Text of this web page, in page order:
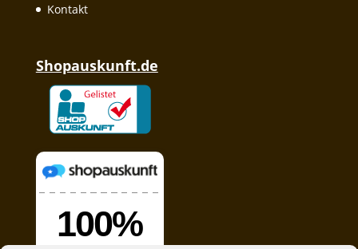
Kontakt
Shopauskunft.de